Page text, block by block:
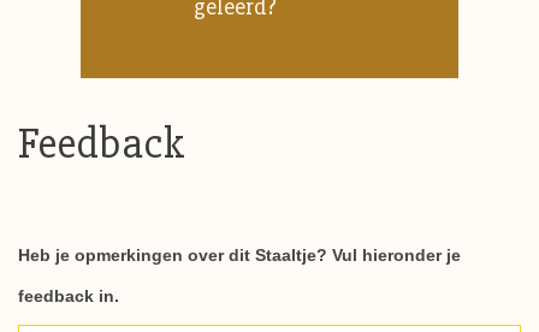
geleerd?
Feedback
Staaltjes_respons
Heb je opmerkingen over dit Staaltje? Vul hieronder je
feedback in.